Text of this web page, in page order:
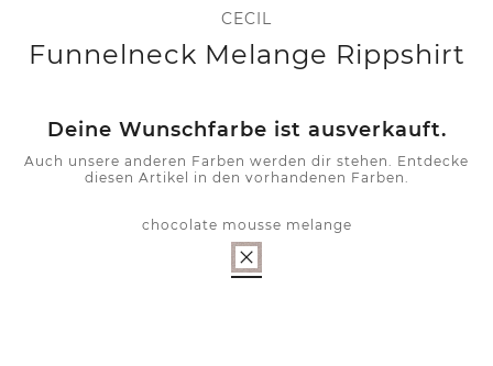
CECIL
Funnelneck Melange Rippshirt
Deine Wunschfarbe ist ausverkauft.
Auch unsere anderen Farben werden dir stehen. Entdecke
diesen Artikel in den vorhandenen Farben.
chocolate mousse melange